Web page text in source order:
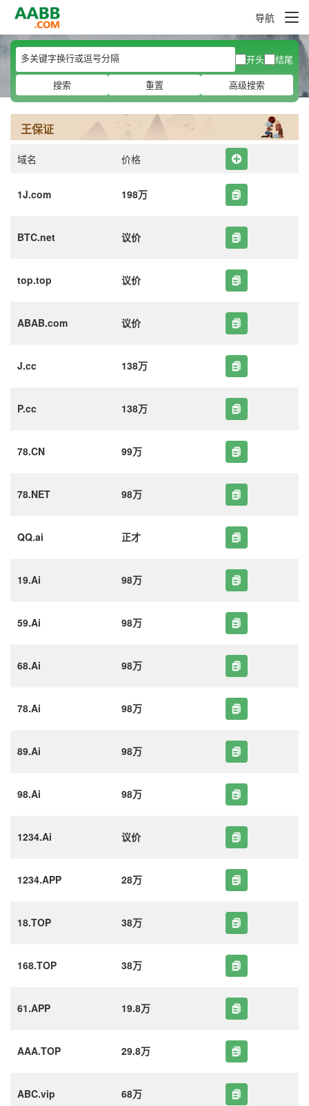
导航
开头
结尾
搜索
重置 高级搜索
王保证
域名 价格
1J.com 198万
BTC.net 议价
top.top 议价
ABAB.com 议价
J.cc 138万
P.cc 138万
78.CN 99万
78.NET 98万
QQ.ai 正才
19.Ai 98万
59.Ai 98万
68.Ai 98万
78.Ai 98万
89.Ai 98万
98.Ai 98万
1234.Ai 议价
1234.APP 28万
18.TOP 38万
168.TOP 38万
61.APP 19.8万
AAA.TOP 29.8万
ABC.vip 68万